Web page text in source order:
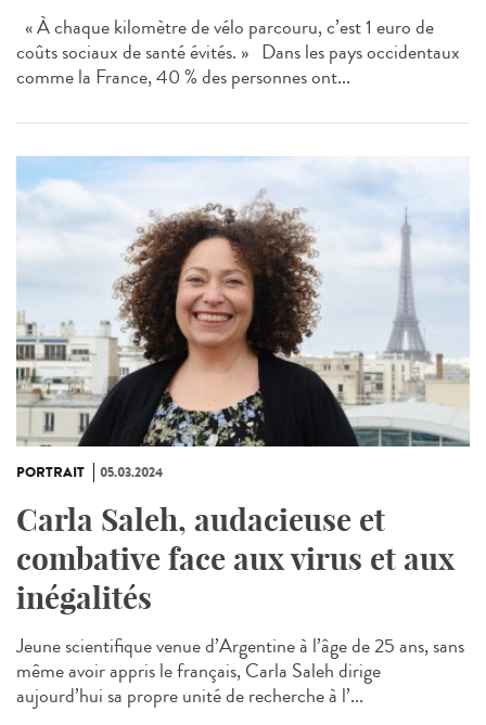
« À chaque kilomètre de vélo parcouru, c’est 1 euro de
coûts sociaux de santé évités. » Dans les pays occidentaux
comme la France, 40 % des personnes ont...
PORTRAIT 05.03.2024
Carla Saleh, audacieuse et
combative face aux virus et aux
inégalités
Jeune scientifique venue d’Argentine à l’âge de 25 ans, sans
même avoir appris le français, Carla Saleh dirige
aujourd’hui sa propre unité de recherche à l’...